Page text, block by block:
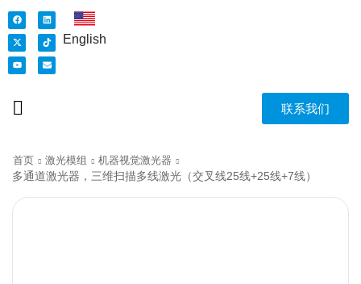
English
联系我们
首页 激光模组 机器视觉激光器
多通道激光器，三维扫描多线激光（交叉线25线+25线+7线）